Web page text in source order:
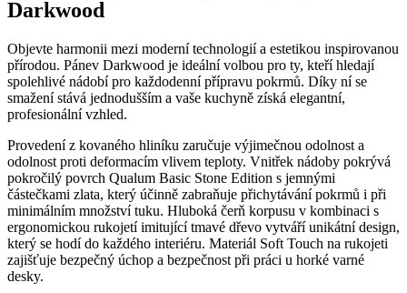
Darkwood
Objevte harmonii mezi moderní technologií a estetikou inspirovanou
přírodou. Pánev Darkwood je ideální volbou pro ty, kteří hledají
spolehlivé nádobí pro každodenní přípravu pokrmů. Díky ní se
smažení stává jednodušším a vaše kuchyně získá elegantní,
profesionální vzhled.
Provedení z kovaného hliníku zaručuje výjimečnou odolnost a
odolnost proti deformacím vlivem teploty. Vnitřek nádoby pokrývá
pokročilý povrch Qualum Basic Stone Edition s jemnými
částečkami zlata, který účinně zabraňuje přichytávání pokrmů i při
minimálním množství tuku. Hluboká čerň korpusu v kombinaci s
ergonomickou rukojetí imitující tmavé dřevo vytváří unikátní design,
který se hodí do každého interiéru. Materiál Soft Touch na rukojeti
zajišťuje bezpečný úchop a bezpečnost při práci u horké varné
desky.